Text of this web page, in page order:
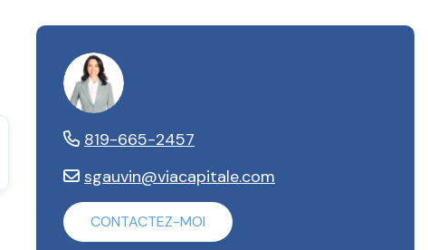
819-665-2457
sgauvin@viacapitale.com
CONTACTEZ-MOI